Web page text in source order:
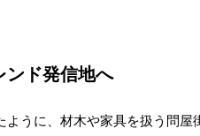
ンド発信地へ
うに、材木や家具を扱う問屋